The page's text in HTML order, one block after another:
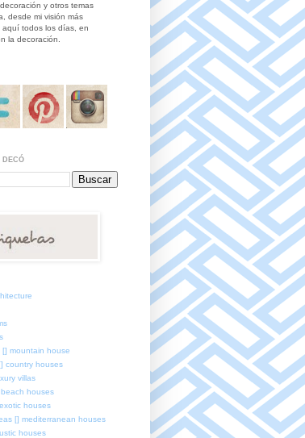
decoración y otros temas
desde mi visión más
aquí todos los días, en
la decoración.
DECÓ
mountain house
country houses
villas
houses
houses
[] mediterranean houses
houses